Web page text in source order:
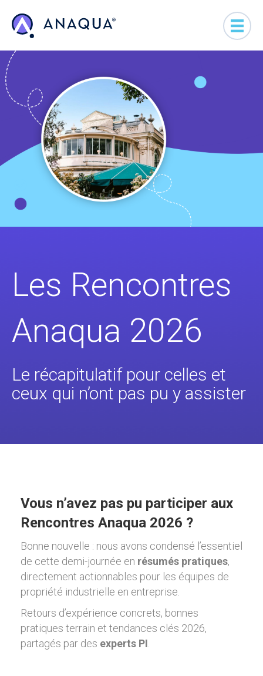
Les Rencontres
Anaqua 2026
Le récapitulatif pour celles et
ceux qui n’ont pas pu y assister
Vous n’avez pas pu participer aux
Rencontres Anaqua 2026 ?
Bonne nouvelle : nous avons condensé l’essentiel
de cette demi-journée en résumés pratiques,
directement actionnables pour les équipes de
propriété industrielle en entreprise.
Retours d’expérience concrets, bonnes
pratiques terrain et tendances clés 2026,
partagés par des experts PI